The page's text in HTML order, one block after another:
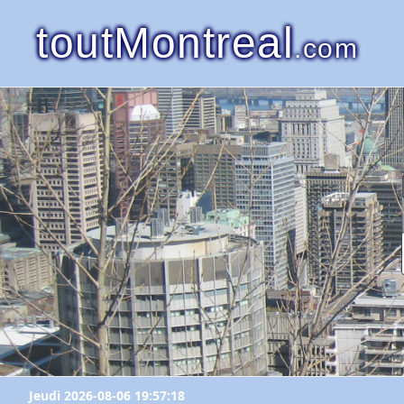
toutMontreal.com
Jeudi 2026-08-06 19:57:18